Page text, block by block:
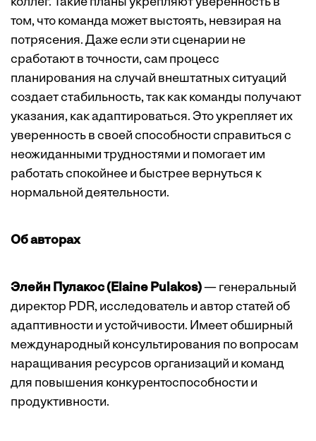
том, что команда может выстоять, невзирая на
потрясения. Даже если эти сценарии не
сработают в точности, сам процесс
планирования на случай внештатных ситуаций
создает стабильность, так как команды получают
указания, как адаптироваться. Это укрепляет их
уверенность в своей способности справиться с
неожиданными трудностями и помогает им
работать спокойнее и быстрее вернуться к
нормальной деятельности.
Об авторах
Элейн Пулакос (Elaine Pulakos)— генеральный
директор PDR, исследователь и автор статей об
адаптивности и устойчивости. Имеет обширный
международный консультирования по вопросам
наращивания ресурсов организаций и команд
для повышения конкурентоспособности и
продуктивности.